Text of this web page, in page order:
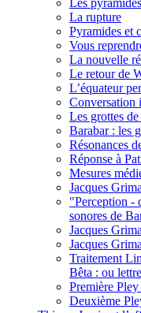
La rupture
Pyramides et
Vous
La nouvelle
Le retour de
L’équateur
Conversation
Les grottes
Barabar : les
Résonances
Réponse à
Mesures
Jacques
"Perception -
sonores de
Jacques
Jacques
Traitement
Bêta : ou
Première
Deuxième